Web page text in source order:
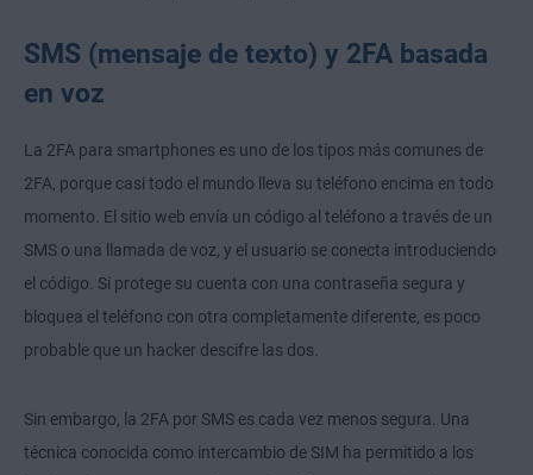
SMS (mensaje de texto) y 2FA basada
en voz
La 2FA para smartphones es uno de los tipos más comunes de
2FA, porque casi todo el mundo lleva su teléfono encima en todo
momento. El sitio web envía un código al teléfono a través de un
SMS o una llamada de voz, y el usuario se conecta introduciendo
el código. Si protege su cuenta con una contraseña segura y
bloquea el teléfono con otra completamente diferente, es poco
probable que un hacker descifre las dos.
Sin embargo, la 2FA por SMS es cada vez menos segura. Una
técnica conocida como intercambio de SIM ha permitido a los